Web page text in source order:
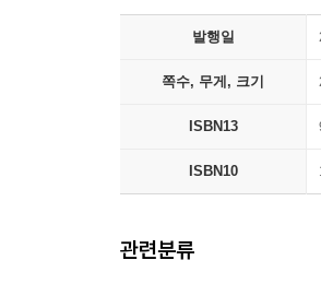
발행일
쪽수, 무게, 크기
ISBN13
ISBN10
관련분류